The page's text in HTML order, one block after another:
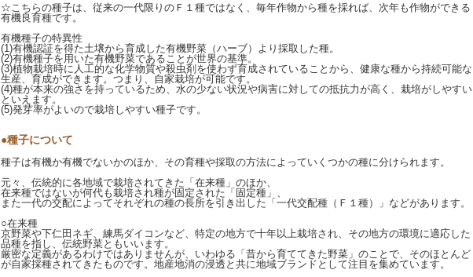
☆こちらの種子は、従来の一代限りのＦ１種ではなく、毎年作物から種を採れば、次年も作物ができる
有機良育種です。
有機種子の特異性
(1)有機認証を得た土壌から育成した有機野菜（ハーブ）より採取した種。
(2)有機種子を用いた有機野菜であることが世界の基準。
(3)植物栽培時に人工的な化学物質や殺虫剤を使わず育成されていることから、健康な種から持続可能な
生産、育成ができます。つまり、自家栽培が可能です。
(4)種が本来の強さを持っているため、水の少ない状況や病害に対しての抵抗力が高く、栽培がしやすい
といえます。
(5)発芽率がよいので栽培しやすい種子です。
●種子について
種子は有機か有機でないかのほか、その育種や採取の方法によっていくつかの種に分けられます。
元々、伝統的に各地域で栽培されてきた「在来種」のほか、
在来種ではないが何代も栽培され種が固定された「固定種」、
また一代の交配によってそれぞれの種の長所を引き出した「一代交配種（Ｆ１種）」などがあります。
○在来種
京野菜や下仁田ネギ、練馬ダイコンなど、特定の地方で十年以上栽培され、その地方の環境に適応した
品種を指し、伝統野菜ともいいます。
厳密な定義があるわけではありませんが、いわゆる「昔から育ててきた野菜」のことで、そのほとんど
が自家採種されてきたものです。地産地消の浸透と共に地域ブランドとして注目を集めています。